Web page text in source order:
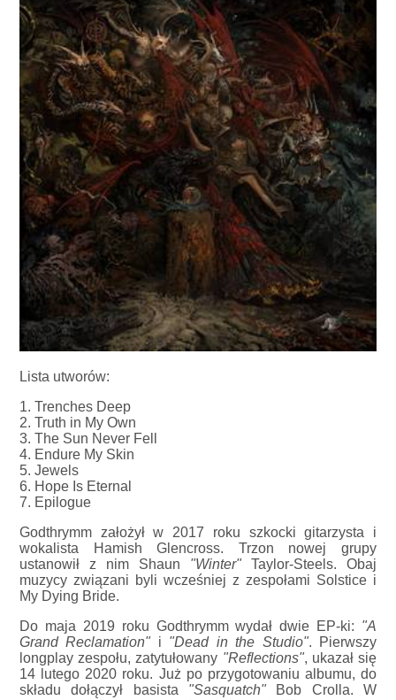
Lista utworów:
1. Trenches Deep
2. Truth in My Own
3. The Sun Never Fell
4. Endure My Skin
5. Jewels
6. Hope Is Eternal
7. Epilogue
Godthrymm założył w 2017 roku szkocki gitarzysta i
wokalista Hamish Glencross. Trzon nowej grupy
ustanowił z nim Shaun "Winter" Taylor-Steels. Obaj
muzycy związani byli wcześniej z zespołami Solstice i
My Dying Bride.
Do maja 2019 roku Godthrymm wydał dwie EP-ki: "A
Grand Reclamation" i "Dead in the Studio". Pierwszy
longplay zespołu, zatytułowany "Reflections", ukazał się
14 lutego 2020 roku. Już po przygotowaniu albumu, do
składu dołączył basista "Sasquatch" Bob Crolla. W